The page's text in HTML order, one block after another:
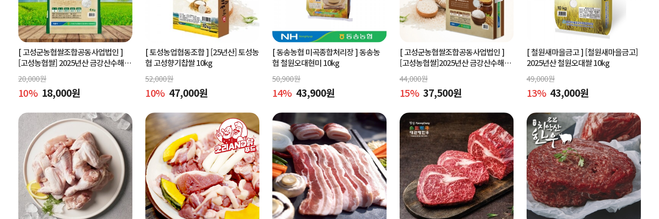
[ 고성군농협쌀조합공동사업법인 ]
[고성농협쌀] 2025년산 금강산수해앤
들미 4kg (상등급) 당일도정
20,000원
10% 18,000원
[ 토성농업협동조합 ] [25년산] 토성농
협 고성향기찹쌀 10kg
52,000원
10% 47,000원
[ 동송농협 미곡종합처리장 ]동송농
협 철원오대현미 10kg
50,900원
14% 43,900원
[ 고성군농협쌀조합공동사업법인 ]
[고성농협쌀]2025년산 금강산수해풍
미 쌀 10kg (상등급)당일도정
44,000원
15% 37,500원
[ 철원새마을금고 ] [철원새마을금고]
2025년산 철원오대쌀 10kg
49,000원
13% 43,000원